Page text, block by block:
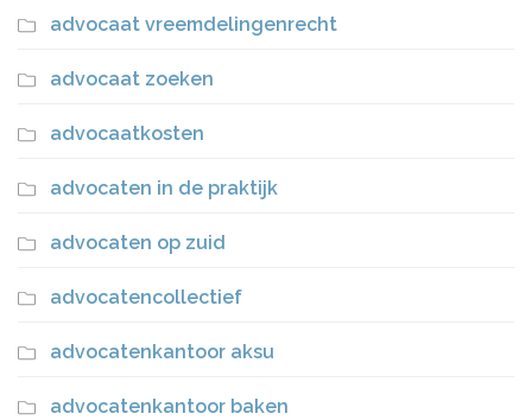
advocaat vreemdelingenrecht
advocaat zoeken
advocaatkosten
advocaten in de praktijk
advocaten op zuid
advocatencollectief
advocatenkantoor aksu
advocatenkantoor baken